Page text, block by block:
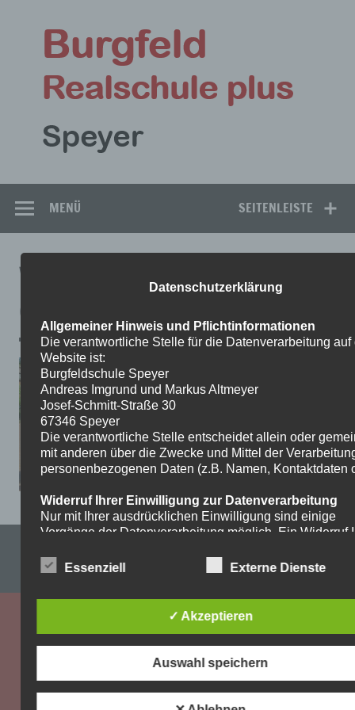
springen
SEITENLEISTE
MENÜ
WHATSAPP IMAGE 2018-09-
05 AT 10.07.11
WordPress-Theme: Dynamic News von ThemeZee.
Datenschutzerklärung
Allgemeiner Hinweis und Pflichtinformationen
Die verantwortliche Stelle für die Datenverarbeitung auf
Website ist:
Burgfeldschule Speyer
Andreas Imgrund und Markus Altmeyer
Josef-Schmitt-Straße 30
67346 Speyer
Die verantwortliche Stelle entscheidet allein oder
mit anderen über die Zwecke und Mittel der
personenbezogenen Daten (z.B. Namen, Kontaktdaten
Widerruf Ihrer Einwilligung zur Datenverarbeitung
Nur mit Ihrer ausdrücklichen Einwilligung sind einige
Vorgänge der Datenverarbeitung möglich. Ein Widerruf
Widerruf genügt eine formlose Mitteilung per E-Mail. Die
Recht auf Beschwerde bei der zuständigen
Aufsichtsbehörde
Als Betroffener steht Ihnen im Falle eines
der zuständigen Aufsichtsbehörde zu. Zuständige
Aufsichtsbehörde bezüglich datenschutzrechtlicher
Essenziell Externe Dienste
✓ Akzeptieren
Auswahl speichern